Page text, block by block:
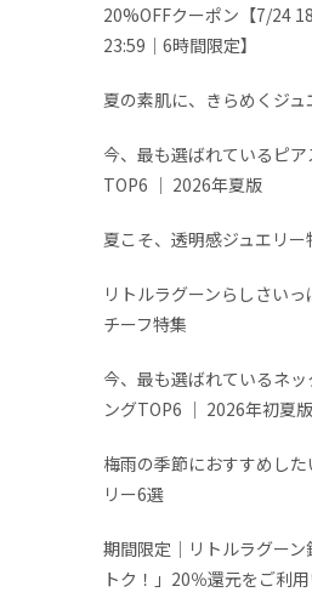
20%OFFクーポン【7/24
23:59│6時間限定】
夏の素肌に、きらめくジュ
今、最も選ばれているピ
TOP6 │ 2026年夏版
夏こそ、透明感ジュエリー
リトルラグーンらしさい
チーフ特集
今、最も選ばれているネ
ングTOP6 │ 2026年初夏版
梅雨の季節におすすめした
リー6選
期間限定│リトルラグーン
トク！」20％還元をご利